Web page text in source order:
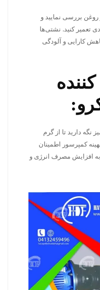
بررسی نمایید و
تعمیر کنید. نشتی‌ها
کارایی و آلودگی
دارید تا از گرم
کمپرسور اطمینان
افزایش مصرف انرژی و